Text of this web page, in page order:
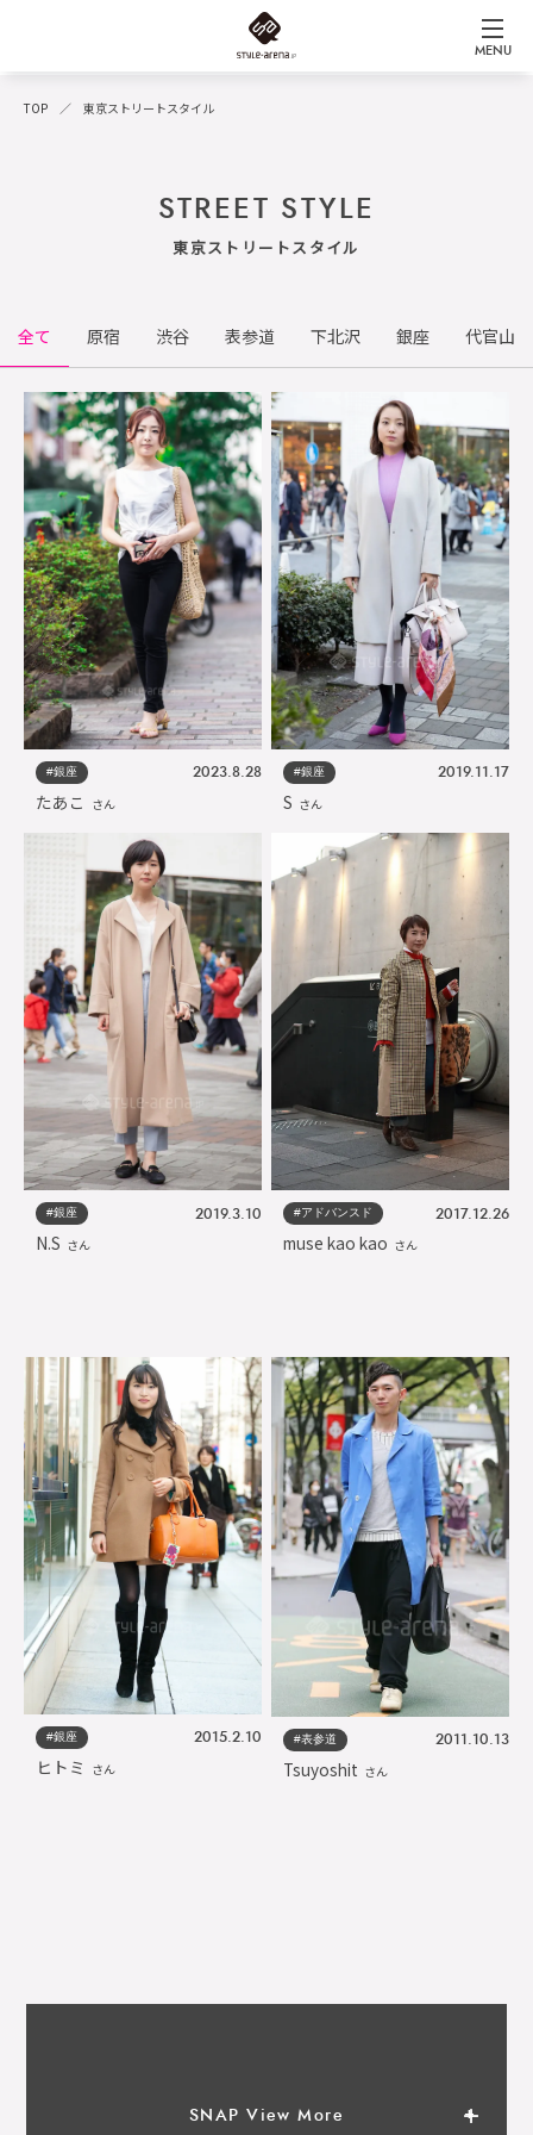
MENU
TOP 東京ストリートスタイル
STREET STYLE
東京ストリートスタイル
全て 原宿 渋谷 表参道 下北沢 銀座 代官山
#銀座 2023.8.28
たあこ さん
#銀座 2019.11.17
S さん
#銀座 2019.3.10
N.S さん
#アドバンスド 2017.12.26
muse kao kao さん
#銀座 2015.2.10
ヒトミ さん
#表参道 2011.10.13
Tsuyoshit さん
SNAP View More